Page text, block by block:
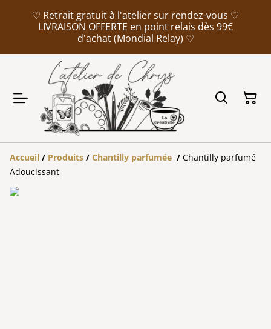
♡ Retrait gratuit à l'atelier sur rendez-vous ♡
LIVRAISON OFFERTE en point relais dès 99€
d'achat (Mondial Relay) ♡
Accueil / Produits / Chantilly parfumée / Chantilly parfumé
Adoucissant